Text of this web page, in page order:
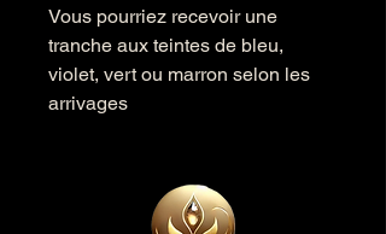
Vous pourriez recevoir une
tranche aux teintes de bleu,
violet, vert ou marron selon les
arrivages